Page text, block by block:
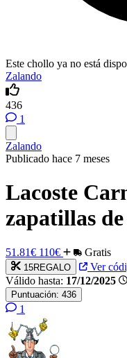
Este chollo ya no está
Zalando
436
1
Zalando
Publicado hace 7 meses
Lacoste
zapatillas
51.81€ 110€ Gratis
15REGALO
Ver
Válido hasta: 17/12/2025
Puntuación: 436
1